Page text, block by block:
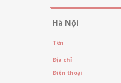
Hà Nội
Tên
Địa chỉ
Điện thoại